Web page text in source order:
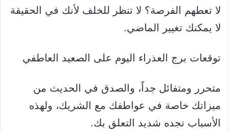
لا تعطهم الفرصة؟ لا تنظر للخلف لأنك في الحقيقة
لا يمكنك تغيير الماضي.
توقعات برج العذراء اليوم على الصعيد العاطفي
متحرر ومتفائل جداً، والصدق في الحديث من
ميزاتك خاصة في عواطفك مع الشريك، ولهذه
الأسباب تجده شديد التعلق بك.